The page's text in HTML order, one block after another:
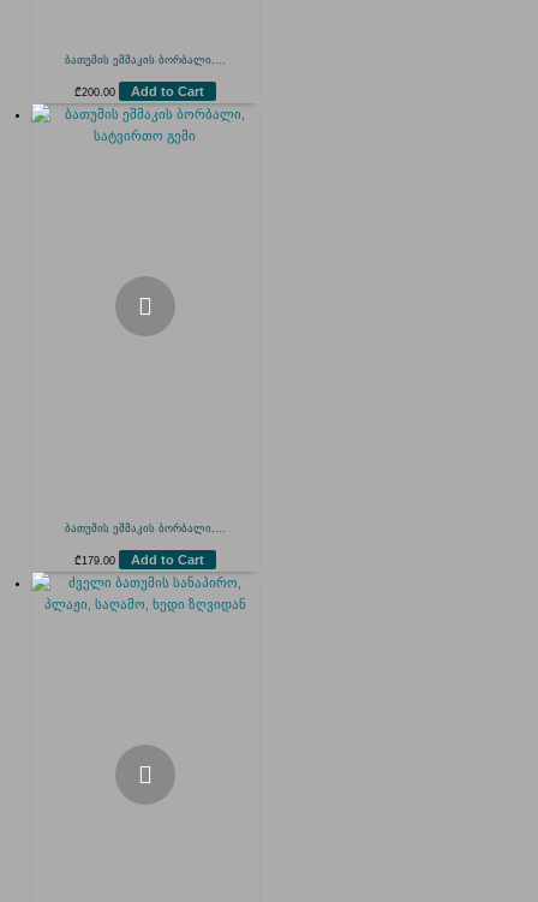
ბათუმის ეშმაკის ბორბალი,...
₾200.00 Add to Cart
ბათუმის ეშმაკის ბორბალი,...
₾ 179.00 Add to Cart